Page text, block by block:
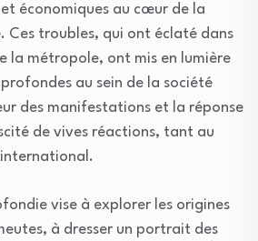
et économiques au cœur de la
Ces troubles, qui ont éclaté dans
la métropole, ont mis en lumière
au sein de la société
des manifestations et la réponse
de vives réactions, tant au
vise à explorer les origines
à dresser un portrait des